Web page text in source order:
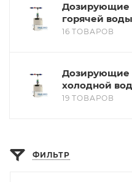
Дозирующие
горячей воды
16 ТОВАРОВ
Дозирующие
холодной
19 ТОВАРОВ
ФИЛЬТР